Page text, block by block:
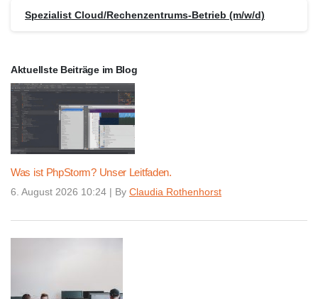
Spezialist Cloud/Rechenzentrums-Betrieb (m/w/d)
Aktuellste Beiträge im Blog
Was ist PhpStorm? Unser Leitfaden.
6. August 2026 10:24 | By Claudia Rothenhorst